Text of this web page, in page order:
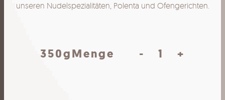
unseren Nudelspezialitäten, Polenta und Ofengerichten.
350gMenge - Wachtel
Bolognese
+